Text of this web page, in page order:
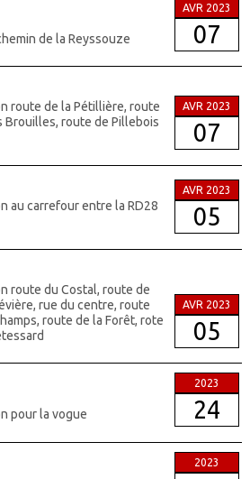
de la Reyssouze
AVR 2023
07
route de la Pétillière, route
Brouilles, route de Pillebois
AVR 2023
07
au carrefour entre la RD28
AVR 2023
05
route du Costal, route de
rue du centre, route
route de la Forêt, rote
AVR 2023
05
pour la vogue
2023
24
2023